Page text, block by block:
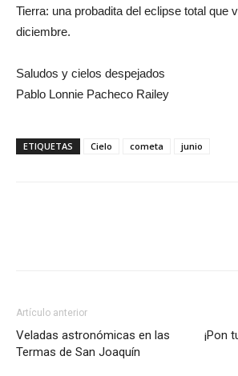
Tierra: una probadita del eclipse total que
diciembre.
Saludos y cielos despejados
Pablo Lonnie Pacheco Railey
ETIQUETAS Cielo cometa junio
Artículo anterior
Veladas astronómicas en las
Termas de San Joaquín
¡Pon